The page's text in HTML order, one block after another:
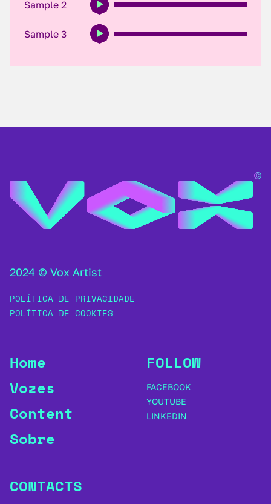
Sample 2
Sample 3
2024 © Vox Artist
POLÍTICA DE PRIVACIDADE
POLÍTICA DE COOKIES
Home
Vozes
Content
Sobre
FOLLOW
FACEBOOK
YOUTUBE
LINKEDIN
CONTACTS